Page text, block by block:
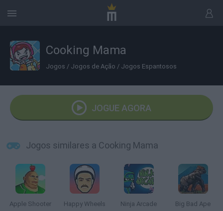
Cooking Mama
Jogos / Jogos de Ação / Jogos Espantosos
JOGUE AGORA
Jogos similares a Cooking Mama
Apple Shooter Happy Wheels Ninja Arcade Big Bad Ape